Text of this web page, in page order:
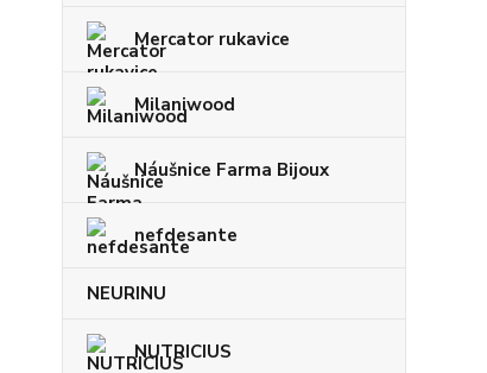
Mercator rukavice
Milaniwood
Náušnice Farma Bijoux
nefdesante
NEURINU
NUTRICIUS